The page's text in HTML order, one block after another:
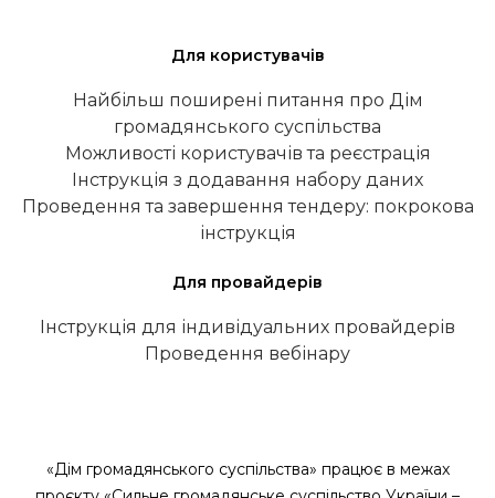
Для користувачів
Найбільш поширені питання про Дім
громадянського суспільства
Можливості користувачів та реєстрація
Інструкція з додавання набору даних
Проведення та завершення тендеру: покрокова
інструкція
Для провайдерів
Інструкція для індивідуальних провайдерів
Проведення вебінару
«Дім громадянського суспільства» працює в межах